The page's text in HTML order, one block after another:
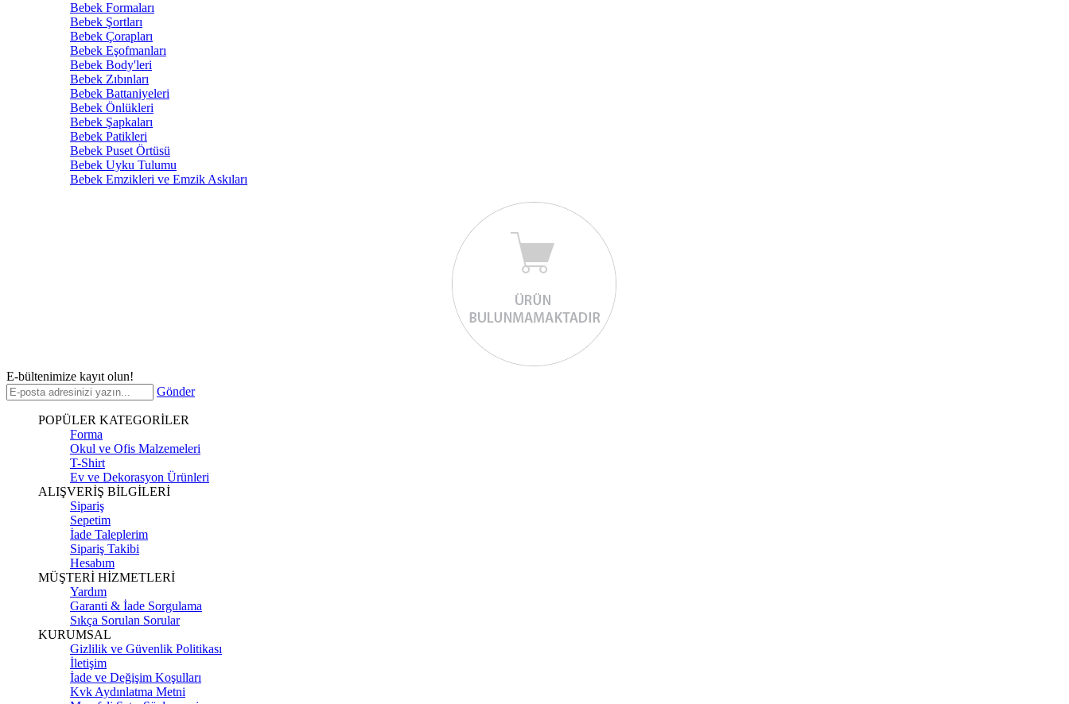
Bebek Formaları
Bebek Şortları
Bebek Çorapları
Bebek Eşofmanları
Bebek Body'leri
Bebek Zıbınları
Bebek Battaniyeleri
Bebek Önlükleri
Bebek Şapkaları
Bebek Patikleri
Bebek Puset Örtüsü
Bebek Uyku Tulumu
Bebek Emzikleri ve Emzik Askıları
E-bültenimize kayıt olun!
Gönder
POPÜLER KATEGORİLER
Forma
Okul ve Ofis Malzemeleri
T-Shirt
Ev ve Dekorasyon Ürünleri
ALIŞVERİŞ BİLGİLERİ
Sipariş
Sepetim
İade Taleplerim
Sipariş Takibi
Hesabım
MÜŞTERİ HİZMETLERİ
Yardım
Garanti & İade Sorgulama
Sıkça Sorulan Sorular
KURUMSAL
Gizlilik ve Güvenlik Politikası
İletişim
İade ve Değişim Koşulları
Kvk Aydınlatma Metni